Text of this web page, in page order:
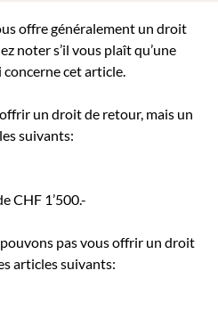
offre généralement un droit
noter s’il vous plaît qu’une
cet article.
un droit de retour, mais un
suivants:
CHF 1’500.-
pas vous offrir un droit
articles suivants: